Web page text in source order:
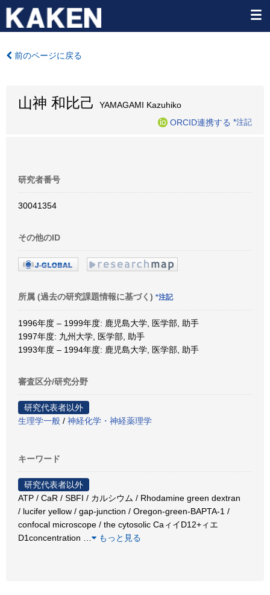
前のページに戻る
山神 和比己
YAMAGAMI Kazuhiko
ORCID連携する *注記
研究者番号
30041354
その他のID
所属 (過去の研究課題情報に基づく) *注記
1996年度 – 1999年度: 鹿児島大学, 医学部, 助手
1997年度: 九州大学, 医学部, 助手
1993年度 – 1994年度: 鹿児島大学, 医学部, 助手
審査区分/研究分野
研究代表者以外
生理学一般 / 神経化学・神経薬理学
キーワード
研究代表者以外
ATP / CaR / SBFI / カルシウム / Rhodamine green dextran
/ lucifer yellow / gap-junction / Oregon-green-BAPTA-1 /
confocal microscope / the cytosolic CaィイD12+ィエ
D1concentration
もっと見る